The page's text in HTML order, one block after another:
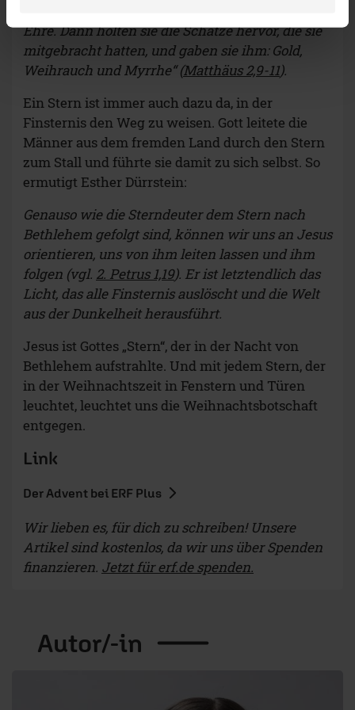
Ehre. Dann holten sie die Schätze hervor, die sie
mitgebracht hatten, und gaben sie ihm: Gold,
Weihrauch und Myrrhe“ (Matthäus 2,9-11).
Ein Stern ist immer auch dazu da, in der
Finsternis den Weg zu weisen. Gott leitete die
Männer aus dem fremden Land durch den Stern
zum Stall und führte sie damit zu sich selbst. So
ermutigt Esther Dürrstein:
Genauso wie die Sterndeuter dem Stern nach
Bethlehem gefolgt sind, können wir uns an Jesus
orientieren, uns von ihm leiten lassen und ihm
folgen (vgl. 2. Petrus 1,19). Er ist letztendlich das
Licht, das alle Finsternis auslöscht und die Welt
aus der Dunkelheit herausführt.
Jesus ist Gottes „Stern“, der in der Nacht von
Bethlehem aufstrahlte. Und mit jedem Stern, der
in der Weihnachtszeit in Fenstern und Türen
leuchtet, leuchtet uns die Weihnachtsbotschaft
entgegen.
Link
Der Advent bei ERF Plus
Wir lieben es, für dich zu schreiben! Unsere
Artikel sind kostenlos, da wir uns über Spenden
finanzieren. Jetzt für erf.de spenden.
Autor/-in